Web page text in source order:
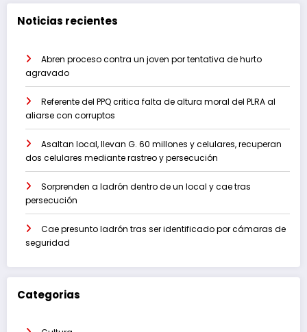
Noticias recientes
Abren proceso contra un joven por tentativa de hurto
agravado
Referente del PPQ critica falta de altura moral del PLRA al
aliarse con corruptos
Asaltan local, llevan G. 60 millones y celulares, recuperan
dos celulares mediante rastreo y persecución
Sorprenden a ladrón dentro de un local y cae tras
persecución
Cae presunto ladrón tras ser identificado por cámaras de
seguridad
Categorias